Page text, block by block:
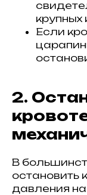
крупных
Если
2.
В
остановить
давления